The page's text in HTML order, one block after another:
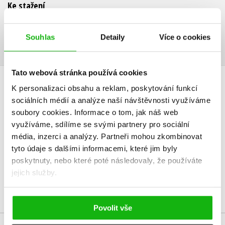
Souhlas Detaily Více o cookies
Tato webová stránka používá cookies
K personalizaci obsahu a reklam, poskytování funkcí
sociálních médií a analýze naší návštěvnosti využíváme
soubory cookies. Informace o tom, jak náš web
využíváme, sdílíme se svými partnery pro sociální
média, inzerci a analýzy. Partneři mohou zkombinovat
tyto údaje s dalšími informacemi, které jim byly
poskytnuty, nebo které poté následovaly, že používáte
jejich služby.
Povolit vše
Ke stažení
HODNOCENÍ ČTENÁŘŮ
V současné době nejsou vytvořena žádná uživatelská hodnocení.
Vaše hodnocení
Uživatelskou recenzi mohou vkládat pouze registrovaní uživatelé